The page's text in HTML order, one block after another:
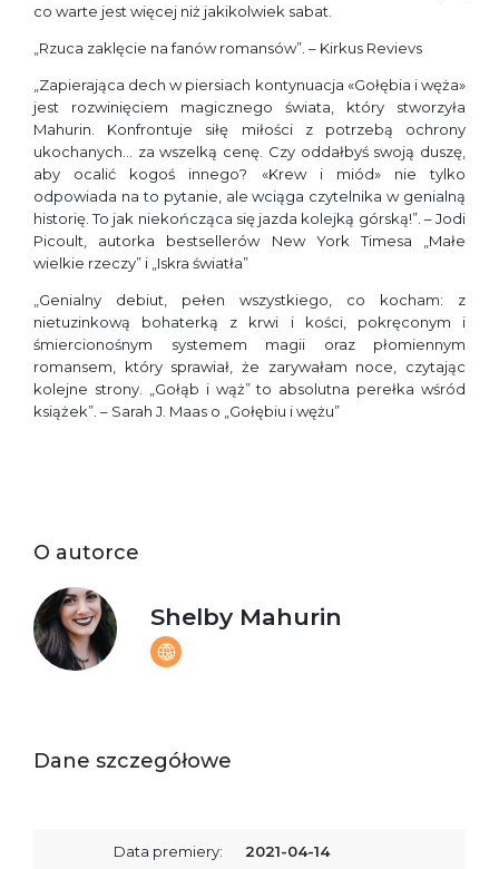
co warte jest więcej niż jakikolwiek sabat.
„Rzuca zaklęcie na fanów romansów”. – Kirkus Revievs
„Zapierająca dech w piersiach kontynuacja «Gołębia i węża»
jest rozwinięciem magicznego świata, który stworzyła
Mahurin. Konfrontuje siłę miłości z potrzebą ochrony
ukochanych… za wszelką cenę. Czy oddałbyś swoją duszę,
aby ocalić kogoś innego? «Krew i miód» nie tylko
odpowiada na to pytanie, ale wciąga czytelnika w genialną
historię. To jak niekończąca się jazda kolejką górską!”. – Jodi
Picoult, autorka bestsellerów New York Timesa „Małe
wielkie rzeczy” i „Iskra światła”
„Genialny debiut, pełen wszystkiego, co kocham: z
nietuzinkową bohaterką z krwi i kości, pokręconym i
śmiercionośnym systemem magii oraz płomiennym
romansem, który sprawiał, że zarywałam noce, czytając
kolejne strony. „Gołąb i wąż” to absolutna perełka wśród
książek”. – Sarah J. Maas o „Gołębiu i wężu”
O autorce
Shelby Mahurin
Dane szczegółowe
Data premiery: 2021-04-14